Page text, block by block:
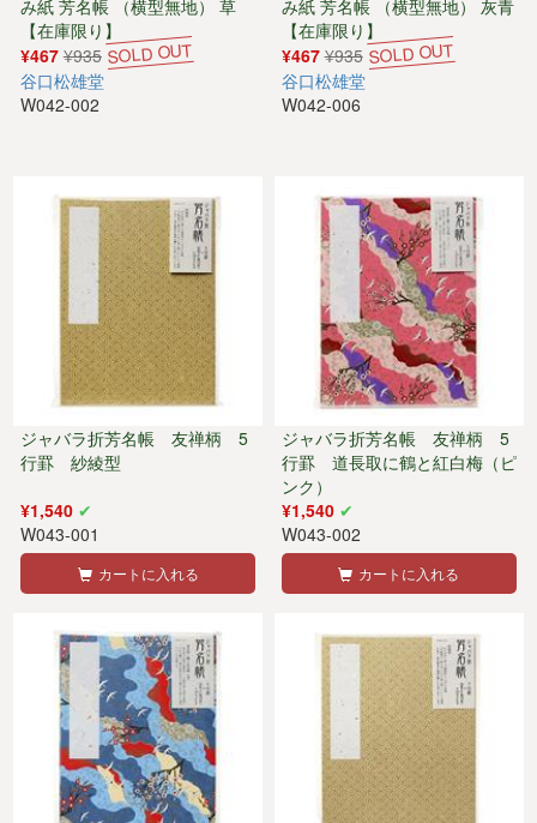
み紙 芳名帳 （横型無地） 草
【在庫限り】
¥467 ¥935
谷口松雄堂
W042-002
み紙 芳名帳 （横型無地） 灰青
【在庫限り】
¥467 ¥935
谷口松雄堂
W042-006
ジャバラ折芳名帳 友禅柄 5
行罫 紗綾型
¥1,540
W043-001
カートに入れる
ジャバラ折芳名帳 友禅柄 5
行罫 道長取に鶴と紅白梅（ピ
ンク）
¥1,540
W043-002
カートに入れる